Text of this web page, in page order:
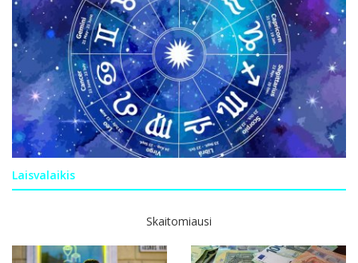
Laisvalaikis
Skaitomiausi